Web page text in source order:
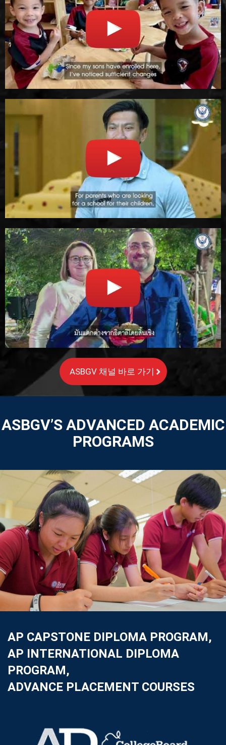
ASBGV 채널 바로 가기
ASBGV’S ADVANCED ACADEMIC
PROGRAMS
AP CAPSTONE DIPLOMA PROGRAM,
AP INTERNATIONAL DIPLOMA
PROGRAM,
ADVANCE PLACEMENT COURSES